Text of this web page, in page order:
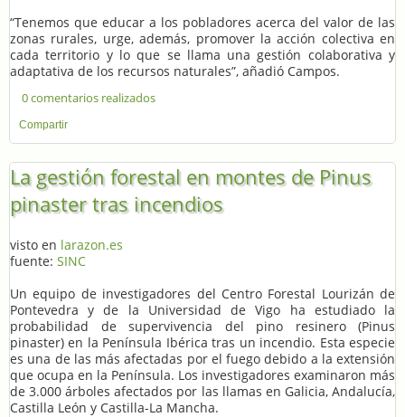
“Tenemos que educar a los pobladores acerca del valor de las
zonas rurales, urge, además, promover la acción colectiva en
cada territorio y lo que se llama una gestión colaborativa y
adaptativa de los recursos naturales”, añadió Campos.
0 comentarios realizados
Compartir
La gestión forestal en montes de Pinus
pinaster tras incendios
visto en larazon.es
fuente: SINC
Un equipo de investigadores del Centro Forestal Lourizán de
Pontevedra y de la Universidad de Vigo ha estudiado la
probabilidad de supervivencia del pino resinero (Pinus
pinaster) en la Península Ibérica tras un incendio. Esta especie
es una de las más afectadas por el fuego debido a la extensión
que ocupa en la Península. Los investigadores examinaron más
de 3.000 árboles afectados por las llamas en Galicia, Andalucía,
Castilla León y Castilla-La Mancha.